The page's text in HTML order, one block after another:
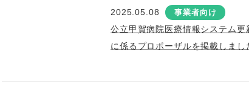
2025.05.08 事業者向け
公立甲賀病院医療情報システム更
に係るプロポーザルを掲載しまし